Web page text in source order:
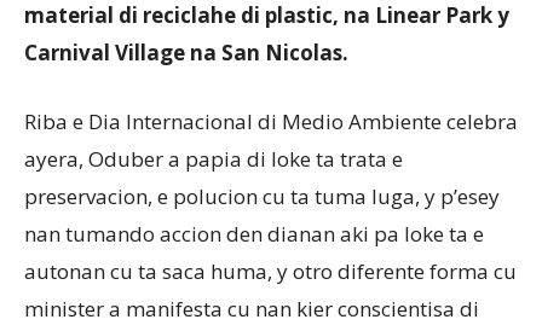
material di reciclahe di plastic, na Linear Park y
Carnival Village na San Nicolas.
Riba e Dia Internacional di Medio Ambiente celebra
ayera, Oduber a papia di loke ta trata e
preservacion, e polucion cu ta tuma luga, y p’esey
nan tumando accion den dianan aki pa loke ta e
autonan cu ta saca huma, y otro diferente forma cu
minister a manifesta cu nan kier conscientisa di